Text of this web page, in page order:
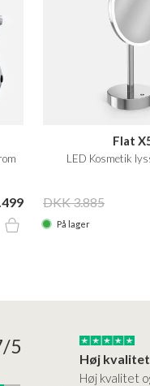
Flat
LED Kosmetik
DKK 3.885
På lager
5
01/2026
Høj kvalitet